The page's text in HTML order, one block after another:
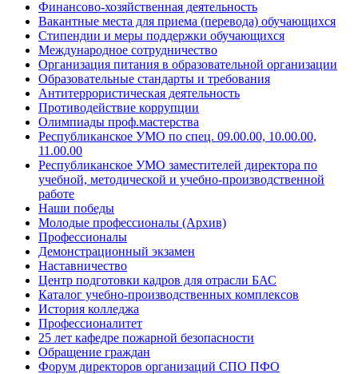
Финансово-хозяйственная деятельность
Вакантные места для приема (перевода) обучающихся
Стипендии и меры поддержки обучающихся
Международное сотрудничество
Организация питания в образовательной организации
Образовательные стандарты и требования
Антитеррористическая деятельность
Противодействие коррупции
Олимпиады проф.мастерства
Республиканское УМО по спец. 09.00.00, 10.00.00,
11.00.00
Республиканское УМО заместителей директора по
учебной, методической и учебно-производственной
работе
Наши победы
Молодые профессионалы (Архив)
Профессионалы
Демонстрационный экзамен
Наставничество
Центр подготовки кадров для отрасли БАС
Каталог учебно-производственных комплексов
История колледжа
Профессионалитет
25 лет кафедре пожарной безопасности
Обращение граждан
Форум директоров организаций СПО ПФО